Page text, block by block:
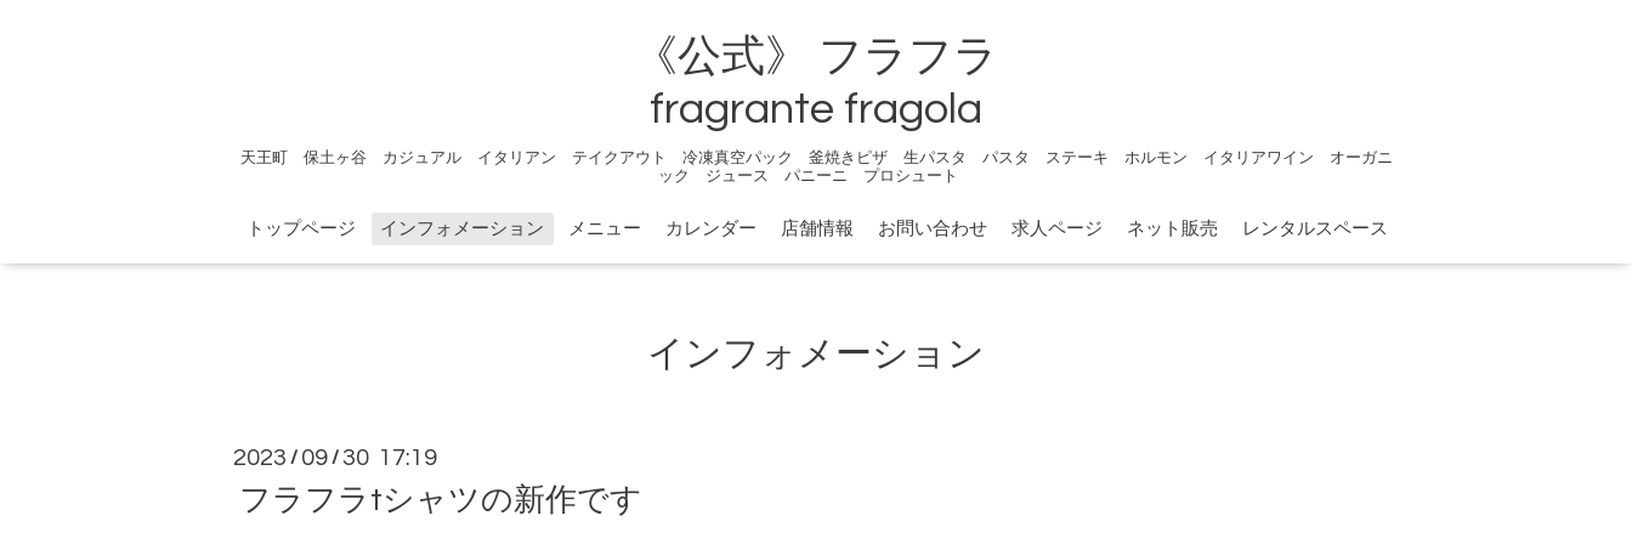
《公式》 フラフラ
fragrante fragola
天王町 保土ヶ谷 カジュアル イタリアン テイクアウト 冷凍真空パック 釜焼きピザ 生パスタ パスタ ステーキ ホルモン イタリアワイン オーガニ
ック ジュース パニーニ プロシュート
トップページ インフォメーション メニュー カレンダー 店舗情報 お問い合わせ 求人ページ ネット販売 レンタルスペース
インフォメーション
2023 / 09 /30 17:19
フラフラtシャツの新作です